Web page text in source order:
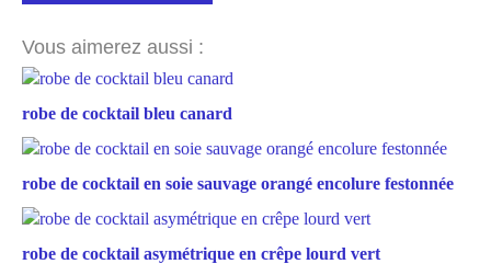
Vous aimerez aussi :
robe de cocktail bleu canard
robe de cocktail en soie sauvage orangé encolure festonnée
robe de cocktail asymétrique en crêpe lourd vert